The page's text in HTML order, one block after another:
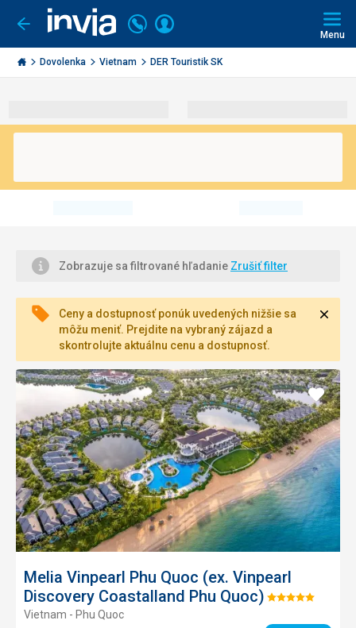
Ísť
späť
Invia.sk
Volajte
+421
2
3221
Prihlásiť
Menu
Dovolenka Vietnam DER Touristik SK
Zobrazuje sa filtrované hľadanie Zrušiť filter
Ceny a dostupnosť ponúk uvedených nižšie sa
môžu meniť. Prejdite na vybraný zájazd a
skontrolujte aktuálnu cenu a dostupnosť.
Melia Vinpearl Phu Quoc (ex. Vinpearl
Discovery Coastalland Phu Quoc) Hodnotenie:
Vietnam - Phu Quoc
Pridať
do